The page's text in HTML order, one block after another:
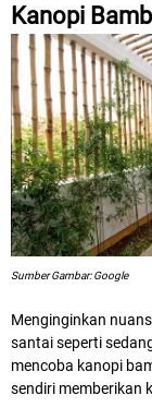
Kanopi
Sumber Gambar: Google
Menginginkan
santai seperti
mencoba kanopi
sendiri memberikan